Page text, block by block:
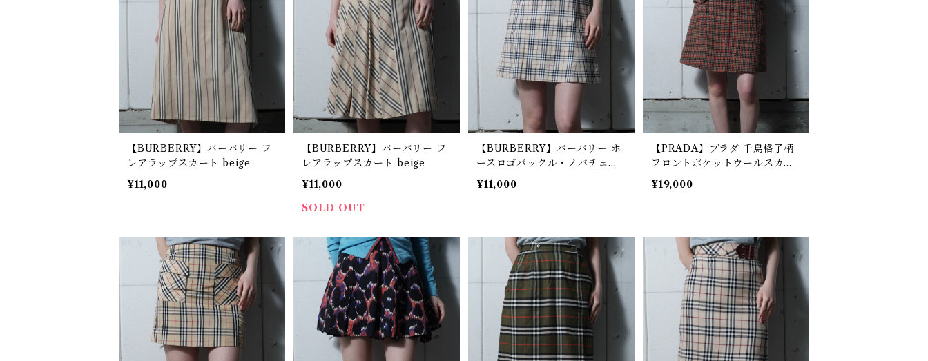
【BURBERRY】バーバリー フ
レアラップスカート beige
¥11,000
【BURBERRY】バーバリー フ
レアラップスカート beige
¥11,000
SOLD OUT
【BURBERRY】バーバリー ホ
ースロゴバックル・ノバチェッ
クミニスカート beige
¥11,000
【PRADA】プラダ 千鳥格子柄
フロントポケットウールスカー
ト brown
¥19,000